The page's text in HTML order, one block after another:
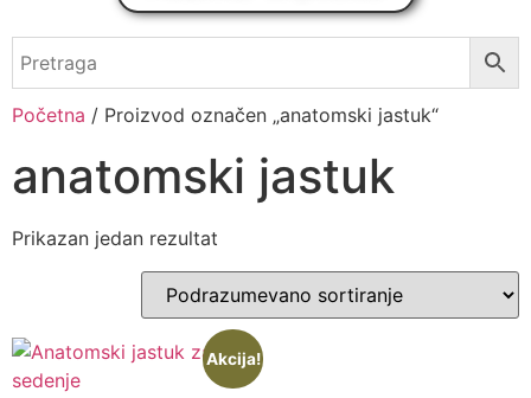
Početna / Proizvod označen „anatomski jastuk“
anatomski jastuk
Prikazan jedan rezultat
Akcija!